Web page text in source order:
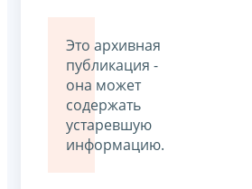
Это архивная
публикация -
она может
содержать
устаревшую
информацию.